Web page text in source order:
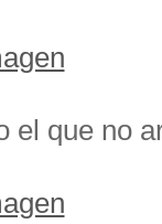
el que no